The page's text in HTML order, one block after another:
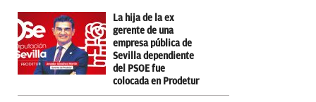
La hija de la ex
gerente de una
empresa pública de
Sevilla dependiente
del PSOE fue
colocada en Prodetur